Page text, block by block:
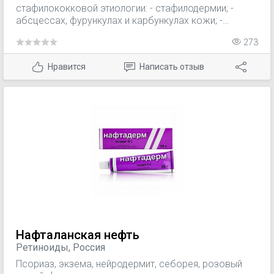
стафилококковой этиологии: - стафилодермии; -
абсцессах, фурункулах и карбункулах кожи; -
пиодермии. Вакцина разрешена к применению с 6-
месячного возраста.
273
Нравится Написать отзыв
Нафталанская нефть
Ретиноиды, Россия
Псориаз, экзема, нейродермит, себорея, розовый